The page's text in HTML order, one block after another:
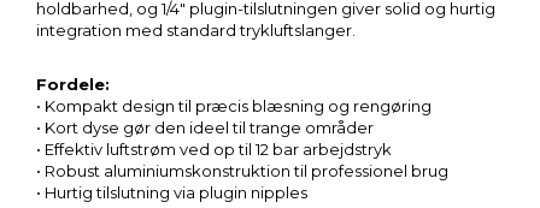
holdbarhed, og 1/4" plugin-tilslutningen giver solid og hurtig
integration med standard trykluftslanger.
Fordele:
• Kompakt design til præcis blæsning og rengøring
• Kort dyse gør den ideel til trange områder
• Effektiv luftstrøm ved op til 12 bar arbejdstryk
• Robust aluminiumskonstruktion til professionel brug
• Hurtig tilslutning via plugin nipples